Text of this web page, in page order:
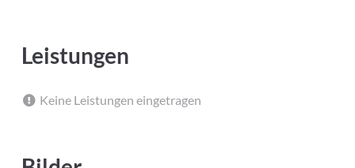
Leistungen
Keine Leistungen eingetragen